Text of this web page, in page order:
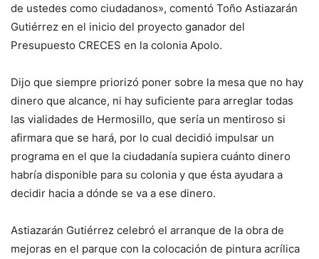
de ustedes como ciudadanos», comentó Toño Astiazarán
Gutiérrez en el inicio del proyecto ganador del
Presupuesto CRECES en la colonia Apolo.
Dijo que siempre priorizó poner sobre la mesa que no hay
dinero que alcance, ni hay suficiente para arreglar todas
las vialidades de Hermosillo, que sería un mentiroso si
afirmara que se hará, por lo cual decidió impulsar un
programa en el que la ciudadanía supiera cuánto dinero
habría disponible para su colonia y que ésta ayudara a
decidir hacia a dónde se va a ese dinero.
Astiazarán Gutiérrez celebró el arranque de la obra de
mejoras en el parque con la colocación de pintura acrílica